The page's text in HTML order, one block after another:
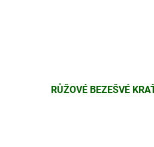
RŮŽOVÉ BEZEŠVÉ